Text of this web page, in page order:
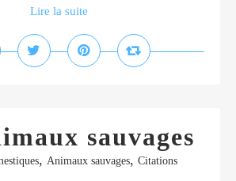
Lire la suite
sauvages
, Animaux sauvages, Citations